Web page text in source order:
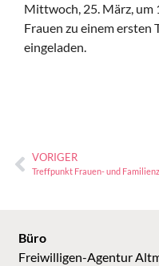
Mittwoch, 25. März, um
Frauen zu einem
eingeladen.
VORIGER
Büro
Freiwilligen-Agentur